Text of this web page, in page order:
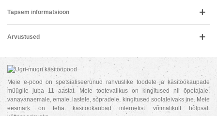
Täpsem informatsioon
Arvustused
Meie e-pood on spetsialiseerunud rahvuslike toodete ja käsitöökaupade
müügile juba 11 aastat. Meie tootevalikus on kingitused nii õpetajale,
vanavanaemale, emale, lastele, sõpradele, kingitused soolaleivaks jne. Meie
eesmärk on teha käsitöökaubad internetist võimalikult hõlpsalt